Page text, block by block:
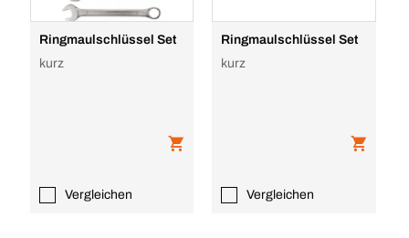
Ringmaulschlüssel Set
kurz
Vergleichen
Ringmaulschlüssel Set
kurz
Vergleichen